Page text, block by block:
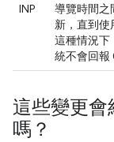
INP
導覽時間之
新，直到使
這種情況下
統不會回報
這些變更會
嗎？